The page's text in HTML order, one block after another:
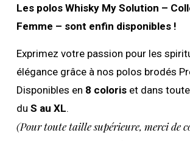
Les polos Whisky My Solution –
Femme – sont enfin disponibles !
Exprimez votre passion pour les
élégance grâce à nos polos brodés
Disponibles en 8 coloriset dans
du S au XL.
(Pour toute taille supérieure, merci de